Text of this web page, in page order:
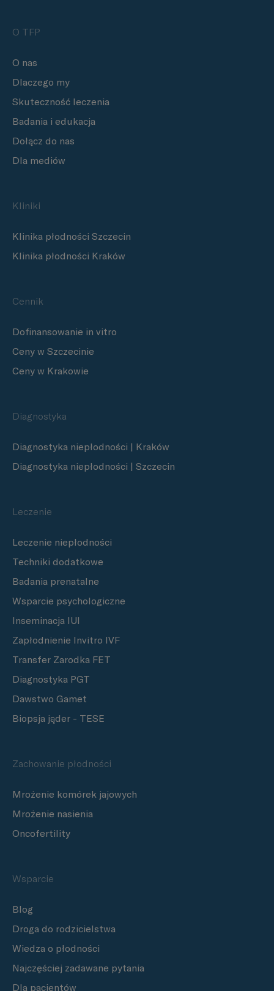
O TFP
O nas
Dlaczego my
Skuteczność leczenia
Badania i edukacja
Dołącz do nas
Dla mediów
Kliniki
Klinika płodności Szczecin
Klinika płodności Kraków
Cennik
Dofinansowanie in vitro
Ceny w Szczecinie
Ceny w Krakowie
Diagnostyka
Diagnostyka niepłodności | Kraków
Diagnostyka niepłodności | Szczecin
Leczenie
Leczenie niepłodności
Techniki dodatkowe
Badania prenatalne
Wsparcie psychologiczne
Inseminacja IUI
Zapłodnienie Invitro IVF
Transfer Zarodka FET
Diagnostyka PGT
Dawstwo Gamet
Biopsja jąder - TESE
Zachowanie płodności
Mrożenie komórek jajowych
Mrożenie nasienia
Oncofertility
Wsparcie
Blog
Droga do rodzicielstwa
Wiedza o płodności
Najczęściej zadawane pytania
Dla pacjentów